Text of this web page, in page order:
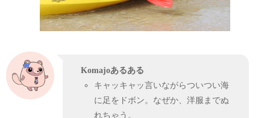
Komajoあるある
キャッキャッ言いながらついつい海
に足をドボン。なぜか、洋服までぬ
れちゃう。